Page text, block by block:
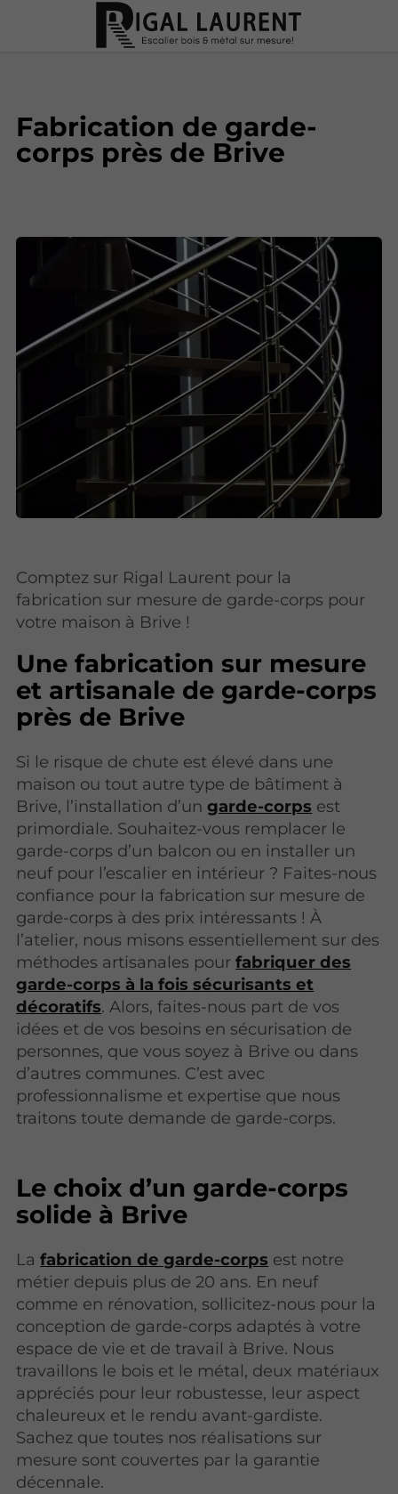
Fabrication de garde-
corps près de Brive
Comptez sur Rigal Laurent pour la
fabrication sur mesure de garde-corps pour
votre maison à Brive !
Une fabrication sur mesure
et artisanale de garde-corps
près de Brive
Si le risque de chute est élevé dans une
maison ou tout autre type de bâtiment à
Brive, l’installation d’ungarde-corps est
primordiale. Souhaitez-vous remplacer le
garde-corps d’un balcon ou en installer un
neuf pour l’escalier en intérieur ? Faites-nous
confiance pour la fabrication sur mesure de
garde-corps à des prix intéressants ! À
l’atelier, nous misons essentiellement sur des
méthodes artisanales pourfabriquer des
garde-corps à la fois sécurisants et
décoratifs. Alors, faites-nous part de vos
idées et de vos besoins en sécurisation de
personnes, que vous soyez à Brive ou dans
d’autres communes. C’est avec
professionnalisme et expertise que nous
traitons toute demande de garde-corps.
Le choix d’un garde-corps
solide à Brive
Lafabrication de garde-corps est notre
métier depuis plus de 20 ans. En neuf
comme en rénovation, sollicitez-nous pour la
conception de garde-corps adaptés à votre
espace de vie et de travail à Brive. Nous
travaillons le bois et le métal, deux matériaux
appréciés pour leur robustesse, leur aspect
chaleureux et le rendu avant-gardiste.
Sachez que toutes nos réalisations sur
mesure sont couvertes par la garantie
décennale.